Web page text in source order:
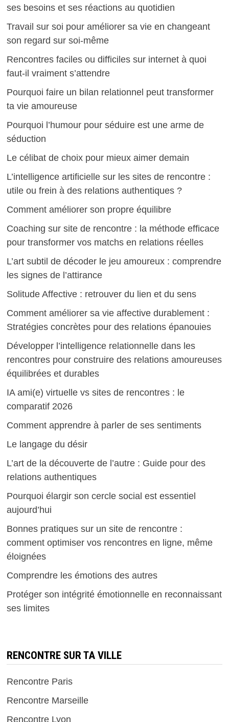
ses besoins et ses réactions au quotidien
Travail sur soi pour améliorer sa vie en changeant
son regard sur soi-même
Rencontres faciles ou difficiles sur internet à quoi
faut-il vraiment s’attendre
Pourquoi faire un bilan relationnel peut transformer
ta vie amoureuse
Pourquoi l’humour pour séduire est une arme de
séduction
Le célibat de choix pour mieux aimer demain
L’intelligence artificielle sur les sites de rencontre :
utile ou frein à des relations authentiques ?
Comment améliorer son propre équilibre
Coaching sur site de rencontre : la méthode efficace
pour transformer vos matchs en relations réelles
L’art subtil de décoder le jeu amoureux : comprendre
les signes de l’attirance
Solitude Affective : retrouver du lien et du sens
Comment améliorer sa vie affective durablement :
Stratégies concrètes pour des relations épanouies
Développer l’intelligence relationnelle dans les
rencontres pour construire des relations amoureuses
équilibrées et durables
IA ami(e) virtuelle vs sites de rencontres : le
comparatif 2026
Comment apprendre à parler de ses sentiments
Le langage du désir
L’art de la découverte de l’autre : Guide pour des
relations authentiques
Pourquoi élargir son cercle social est essentiel
aujourd’hui
Bonnes pratiques sur un site de rencontre :
comment optimiser vos rencontres en ligne, même
éloignées
Comprendre les émotions des autres
Protéger son intégrité émotionnelle en reconnaissant
ses limites
RENCONTRE SUR TA VILLE
Rencontre Paris
Rencontre Marseille
Rencontre Lyon